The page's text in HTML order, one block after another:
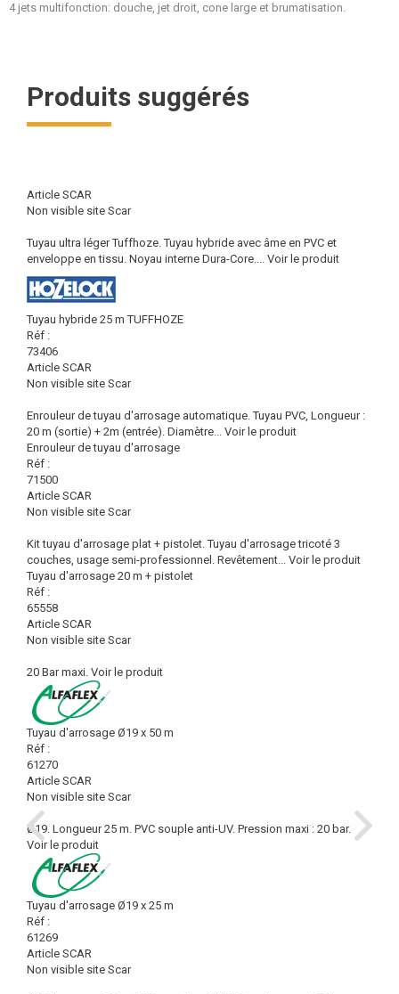
4 jets multifonction: douche, jet droit, cone large et brumatisation.
Produits suggérés
Article SCAR
Non visible site Scar
Tuyau ultra léger Tuffhoze. Tuyau hybride avec âme en PVC et
enveloppe en tissu. Noyau interne Dura-Core.... Voir le produit
Tuyau hybride 25 m TUFFHOZE
Réf :
73406
Article SCAR
Non visible site Scar
Enrouleur de tuyau d'arrosage automatique. Tuyau PVC, Longueur :
20 m (sortie) + 2m (entrée). Diamètre... Voir le produit
Enrouleur de tuyau d'arrosage
Réf :
71500
Article SCAR
Non visible site Scar
Kit tuyau d'arrosage plat + pistolet. Tuyau d'arrosage tricoté 3
couches, usage semi-professionnel. Revêtement... Voir le produit
Tuyau d'arrosage 20 m + pistolet
Réf :
65558
Article SCAR
Non visible site Scar
20 Bar maxi. Voir le produit
Tuyau d'arrosage Ø19 x 50 m
Réf :
61270
Article SCAR
Non visible site Scar
Ø19. Longueur 25 m. PVC souple anti-UV. Pression maxi : 20 bar.
Voir le produit
Tuyau d'arrosage Ø19 x 25 m
Réf :
61269
Article SCAR
Non visible site Scar